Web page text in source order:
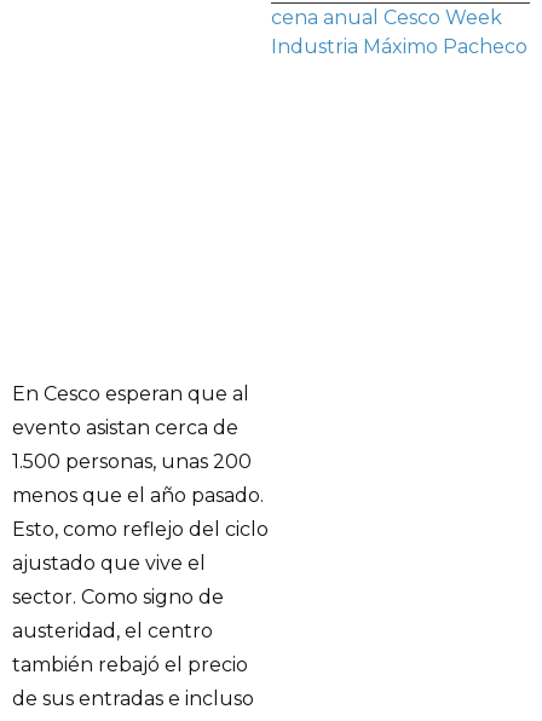
En Cesco esperan que al
evento asistan cerca de
1.500 personas, unas 200
menos que el año pasado.
Esto, como reflejo del ciclo
ajustado que vive el
sector. Como signo de
austeridad, el centro
también rebajó el precio
de sus entradas e incluso
cena anual Cesco Week
Industria Máximo Pacheco